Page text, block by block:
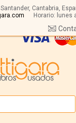
Santander, Cantabria,
Horario: lunes